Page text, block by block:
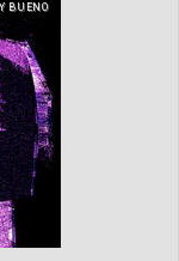
BUENO